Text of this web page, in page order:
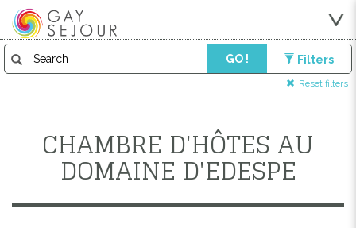
GO ! Filters
Reset filters
CHAMBRE D'HÔTES AU
DOMAINE D'EDESPE